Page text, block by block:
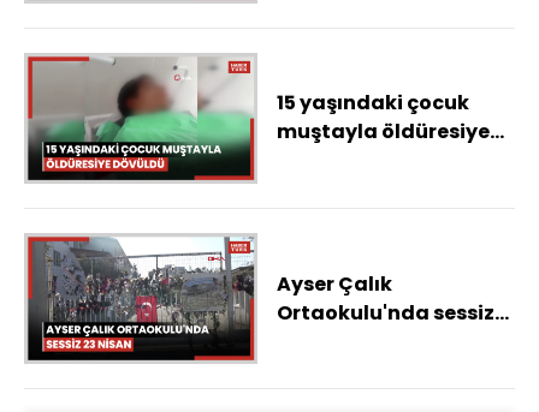
15 yaşındaki çocuk
muştayla öldüresiye
Ayser Çalık
Ortaokulu'nda sessiz